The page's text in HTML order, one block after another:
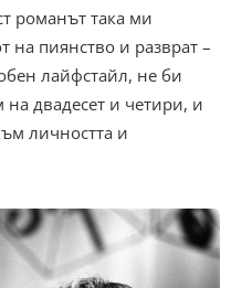
романът така ми
на пиянство и разврат –
лайфстайл, не би
двадесет и четири, и
личността и